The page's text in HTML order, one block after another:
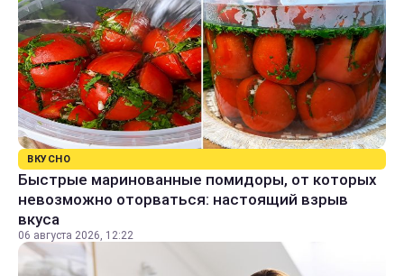
ВКУСНО
Быстрые маринованные помидоры, от которых
невозможно оторваться: настоящий взрыв
вкуса
06 августа 2026, 12:22